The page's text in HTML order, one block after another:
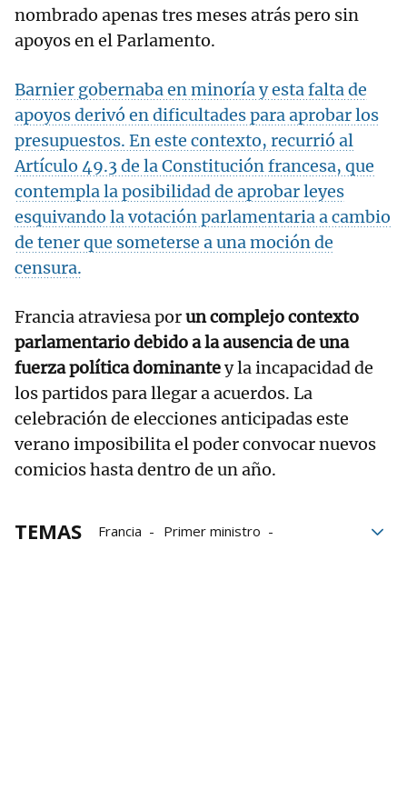
nombrado apenas tres meses atrás pero sin
apoyos en el Parlamento.
Barnier gobernaba en minoría y esta falta de
apoyos derivó en dificultades para aprobar los
presupuestos. En este contexto, recurrió al
Artículo 49.3 de la Constitución francesa, que
contempla la posibilidad de aprobar leyes
esquivando la votación parlamentaria a cambio
de tener que someterse a una moción de
censura.
Francia atraviesa porun complejo contexto
parlamentario debido a la ausencia de una
fuerza política dominantey la incapacidad de
los partidos para llegar a acuerdos. La
celebración de elecciones anticipadas este
verano imposibilita el poder convocar nuevos
comicios hasta dentro de un año.
TEMAS Francia
Primer ministro